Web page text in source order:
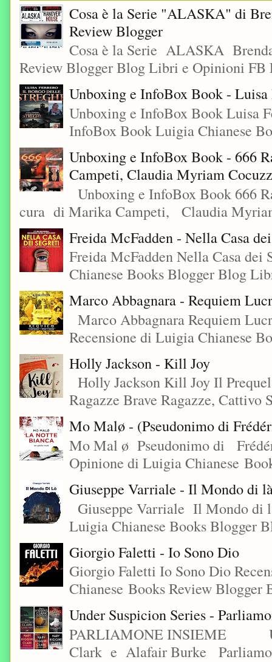
Cosa è la Serie "ALASKA" di
Review Blogger
Cosa è la Serie ALASKA
Review Blogger Blog Libri e Opinioni
Unboxing e InfoBox Book -
Unboxing e InfoBox Book Luisa
InfoBox Book Luigia Chianese
Unboxing e InfoBox Book - 666
Campeti, Claudia Myriam
Unboxing e InfoBox Book 666
cura di Marika Campeti, Claudia
Freida McFadden - Nella Casa
Freida McFadden Nella Casa
Chianese Books Blogger Blog
Marco Abbagnara - Requiem
Marco Abbagnara Requiem
Recensione di Luigia Chianese
Holly Jackson - Kill Joy
Holly Jackson Kill Joy Il
Ragazze Brave Ragazze, Cattivo
Mo Malø - (Pseudonimo di
Mo Mal ø Pseudonimo di
Opinione di Luigia Chianese
Giuseppe Varriale - Il Mondo di
Giuseppe Varriale Il Mondo di
Luigia Chianese Books
Giorgio Faletti - Io Sono Dio
Giorgio Faletti Io Sono Dio
Chianese Books Review
Under Suspicion Series -
PARLIAMONE INSIEME
Clark e Alafair Burke